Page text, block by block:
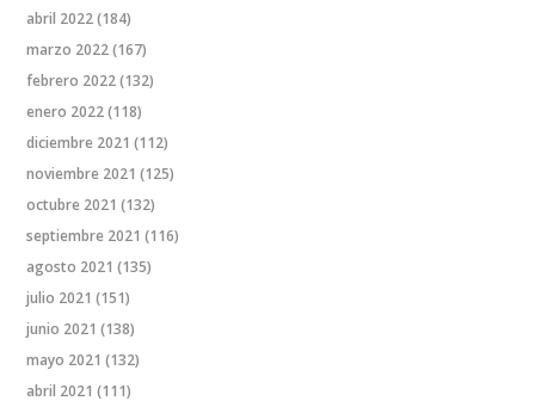
abril 2022(184)
marzo 2022(167)
febrero 2022(132)
enero 2022(118)
diciembre 2021 (112)
noviembre 2021 (125)
octubre 2021 (132)
septiembre 2021 (116)
agosto 2021 (135)
julio 2021 (151)
junio 2021 (138)
mayo 2021 (132)
abril 2021 (111)